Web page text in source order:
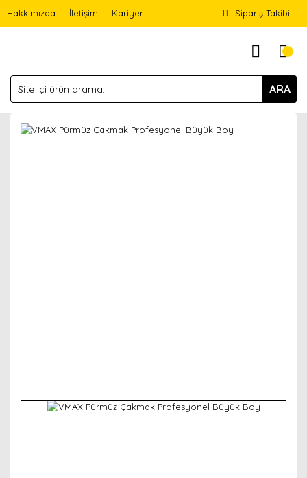
Hakkımızda İletişim Kariyer Sipariş Takibi
ARA